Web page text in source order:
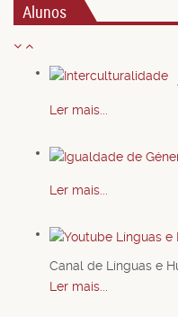
Alunos
Ler mais...
Ler mais...
Canal de Línguas e
Ler mais...